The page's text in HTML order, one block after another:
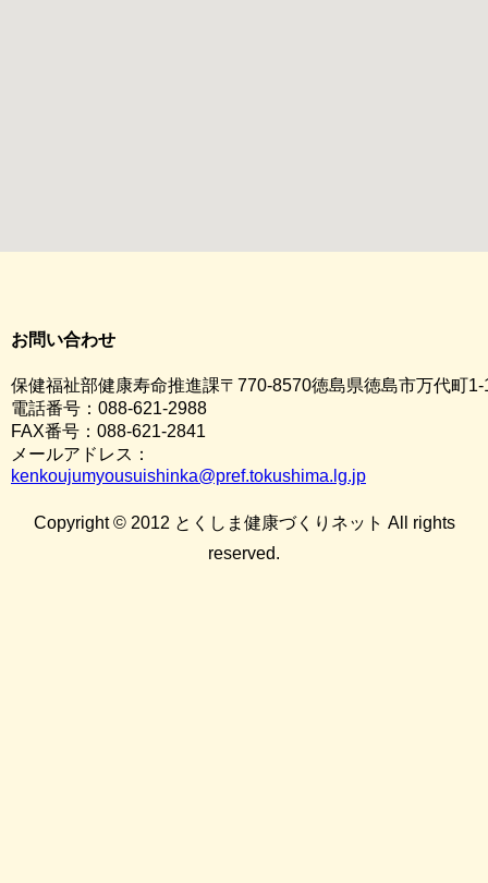
お問い合わせ
保健福祉部健康寿命推進課〒770-8570徳島県徳島市万代町1-
電話番号：088-621-2988
FAX番号：088-621-2841
メールアドレス：
kenkoujumyousuishinka@pref.tokushima.lg.jp
Copyright © 2012 とくしま健康づくりネット All rights
reserved.